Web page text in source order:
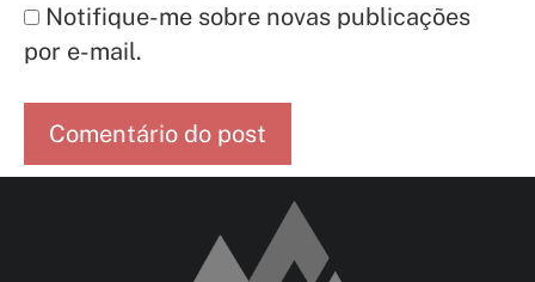
Notifique-me sobre novas publicações
por e-mail.